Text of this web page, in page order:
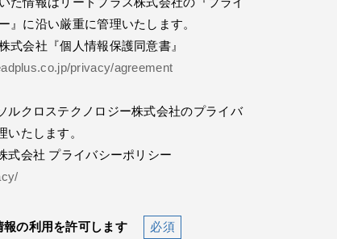
』に沿い厳重に管理いたします。
式会社『個人情報保護同意書』
privacy/agreement
ルクロステクノロジー株式会社のプライバ
たします。
式会社 プライバシーポリシー
の利用を許可します